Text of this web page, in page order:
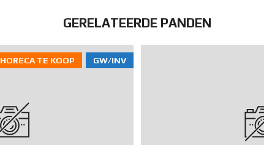
GERELATEERDE PANDEN
GW/INV
HORECA TE KOOP